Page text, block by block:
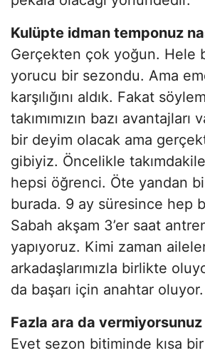
Kulüpte idman temponuz
Gerçekten çok yoğun. Hele
yorucu bir sezondu. Ama
karşılığını aldık. Fakat
takımımızın bazı avantajları
bir deyim olacak ama
gibiyiz. Öncelikle
hepsi öğrenci. Öte yandan
burada. 9 ay süresince hep
Sabah akşam 3’er saat
yapıyoruz. Kimi zaman
arkadaşlarımızla birlikte
da başarı için anahtar oluyor.
Fazla ara da vermiyorsunuz
Evet sezon bitiminde kısa